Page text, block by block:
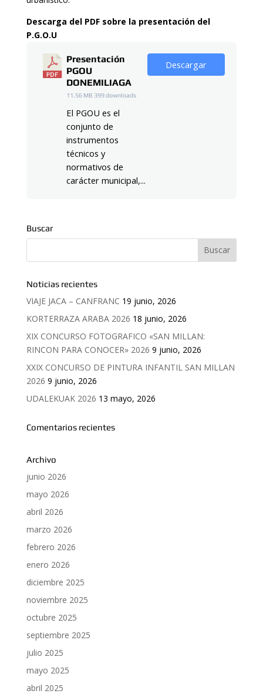
Descarga del PDF sobre la presentación del
P.G.O.U
Presentación
PGOU
DONEMILIAGA
11.56 MB 399 downloads
El PGOU es el
conjunto de
instrumentos
técnicos y
normativos de
carácter municipal,...
Descargar
Buscar
Noticias recientes
VIAJE JACA – CANFRANC 19 junio, 2026
KORTERRAZA ARABA 2026 18 junio, 2026
XIX CONCURSO FOTOGRAFICO «SAN MILLAN:
RINCON PARA CONOCER» 2026 9 junio, 2026
XXIX CONCURSO DE PINTURA INFANTIL SAN MILLAN
2026 9 junio, 2026
UDALEKUAK 2026 13 mayo, 2026
Comentarios recientes
Archivo
junio 2026
mayo 2026
abril 2026
marzo 2026
febrero 2026
enero 2026
diciembre 2025
noviembre 2025
octubre 2025
septiembre 2025
julio 2025
mayo 2025
abril 2025